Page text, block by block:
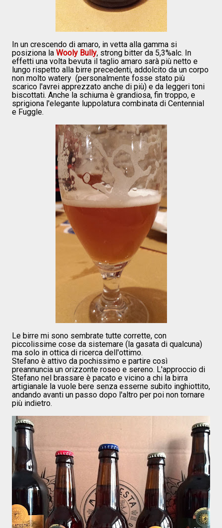
In un crescendo di amaro, in vetta alla gamma si
posiziona la Wooly Bully, strong bitter da 5,3%alc. In
effetti una volta bevuta il taglio amaro sarà più netto e
lungo rispetto alla birre precedenti, addolcito da un corpo
non molto watery (personalmente fosse stato più
scarico l'avrei apprezzato anche di più) e da leggeri toni
biscottati. Anche la schiuma è grandiosa, fin troppo, e
sprigiona l'elegante luppolatura combinata di Centennial
e Fuggle.
Le birre mi sono sembrate tutte corrette, con
piccolissime cose da sistemare (la gasata di qualcuna)
ma solo in ottica di ricerca dell'ottimo.
Stefano è attivo da pochissimo e partire così
preannuncia un orizzonte roseo e sereno. L'approccio di
Stefano nel brassare è pacato e vicino a chi la birra
artigianale la vuole bere senza esserne subito inghiottito,
andando avanti un passo dopo l'altro per poi non tornare
più indietro.